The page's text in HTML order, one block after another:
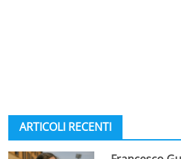
ARTICOLI RECENTI